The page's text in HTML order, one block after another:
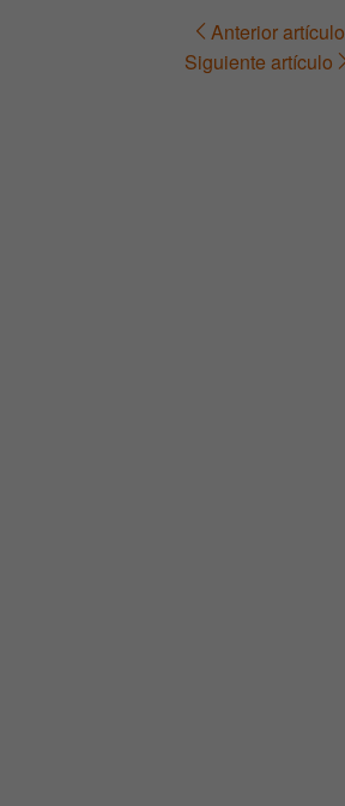
Navegación Anterior artículo
Siguiente artículo